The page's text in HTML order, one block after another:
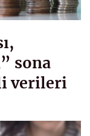
sona
verileri